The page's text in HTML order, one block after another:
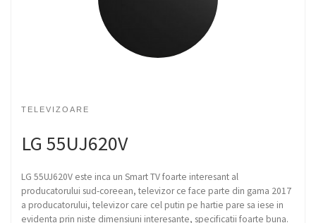
TELEVIZOARE
LG 55UJ620V
LG 55UJ620V este inca un Smart TV foarte interesant al
producatorului sud-coreean, televizor ce face parte din gama 2017
a producatorului, televizor care cel putin pe hartie pare sa iese in
evidenta prin niste dimensiuni interesante, specificatii foarte buna.